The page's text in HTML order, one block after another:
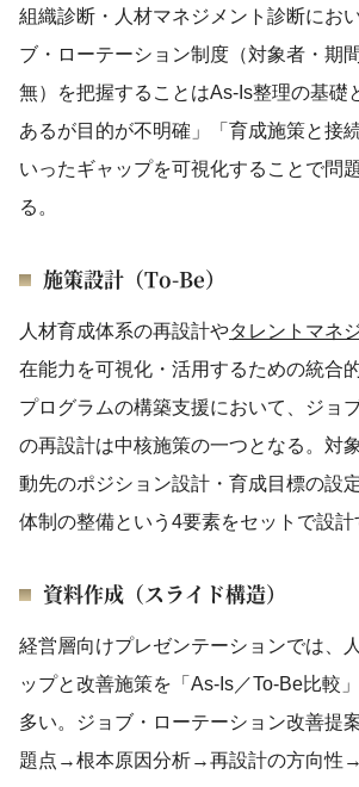
組織診断・人材マネジメント診断にお
ブ・ローテーション制度（対象者・期
無）を把握することはAs-Is整理の基礎
あるが目的が不明確」「育成施策と接
いったギャップを可視化することで問
る。
施策設計（To-Be）
人材育成体系の再設計やタレントマネ
在能力を可視化・活用するための統合
プログラムの構築支援において、ジョ
の再設計は中核施策の一つとなる。対
動先のポジション設計・育成目標の設
体制の整備という4要素をセットで設計
資料作成（スライド構造）
経営層向けプレゼンテーションでは、
ップと改善施策を「As-Is／To-Be比較
多い。ジョブ・ローテーション改善提
題点→根本原因分析→再設計の方向性→